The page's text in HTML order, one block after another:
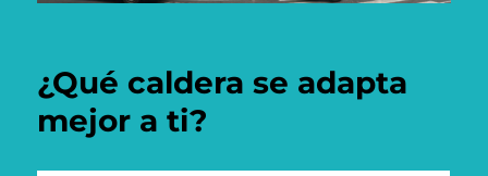
¿Qué caldera se adapta
mejor a ti?